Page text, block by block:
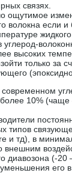
связях.
ощутимое
волокна если
высоких
только за
более 10%
типов
и тд), в
внешним
диавозона (-
его